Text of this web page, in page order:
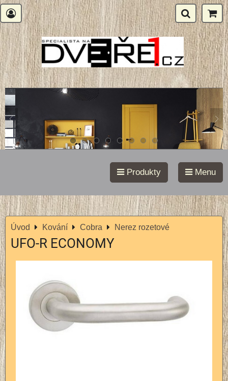
Produkty Menu
Úvod Kování Cobra Nerez rozetové
UFO-R ECONOMY